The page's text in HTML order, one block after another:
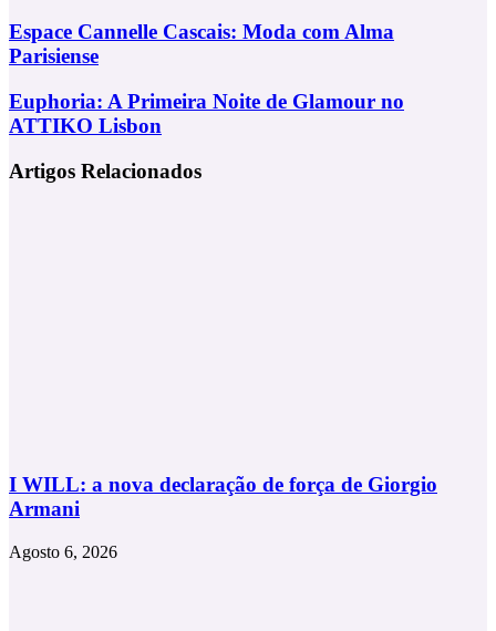
Espace
Cannelle
Cascais:
com
Alma
Espace Cannelle Cascais: Moda com Alma
Parisiense
Euphoria:
A
Primeira
de
Euphoria: A Primeira Noite de Glamour no
ATTIKO Lisbon
Artigos Relacionados
I WILL: a nova declaração de força de Giorgio
Armani
Agosto 6, 2026